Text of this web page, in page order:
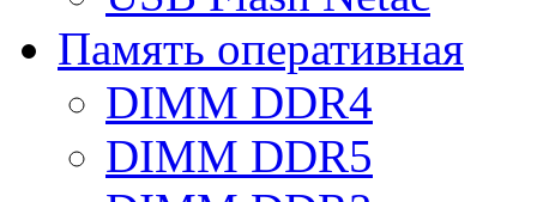
Память оперативная
DIMM DDR4
DIMM DDR5